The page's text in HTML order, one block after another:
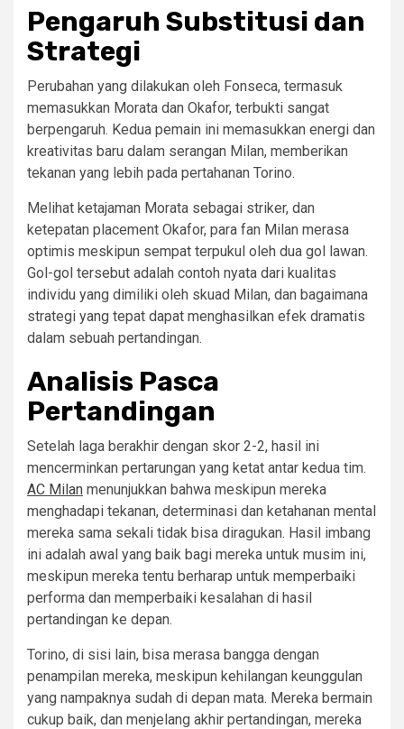
Pengaruh Substitusi dan
Strategi
Perubahan yang dilakukan oleh Fonseca, termasuk
memasukkan Morata dan Okafor, terbukti sangat
berpengaruh. Kedua pemain ini memasukkan energi dan
kreativitas baru dalam serangan Milan, memberikan
tekanan yang lebih pada pertahanan Torino.
Melihat ketajaman Morata sebagai striker, dan
ketepatan placement Okafor, para fan Milan merasa
optimis meskipun sempat terpukul oleh dua gol lawan.
Gol-gol tersebut adalah contoh nyata dari kualitas
individu yang dimiliki oleh skuad Milan, dan bagaimana
strategi yang tepat dapat menghasilkan efek dramatis
dalam sebuah pertandingan.
Analisis Pasca
Pertandingan
Setelah laga berakhir dengan skor 2-2, hasil ini
mencerminkan pertarungan yang ketat antar kedua tim.
AC Milan menunjukkan bahwa meskipun mereka
menghadapi tekanan, determinasi dan ketahanan mental
mereka sama sekali tidak bisa diragukan. Hasil imbang
ini adalah awal yang baik bagi mereka untuk musim ini,
meskipun mereka tentu berharap untuk memperbaiki
performa dan memperbaiki kesalahan di hasil
pertandingan ke depan.
Torino, di sisi lain, bisa merasa bangga dengan
penampilan mereka, meskipun kehilangan keunggulan
yang nampaknya sudah di depan mata. Mereka bermain
cukup baik, dan menjelang akhir pertandingan, mereka